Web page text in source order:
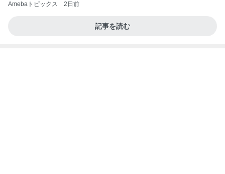
Amebaトピックス 2日前
記事を読む